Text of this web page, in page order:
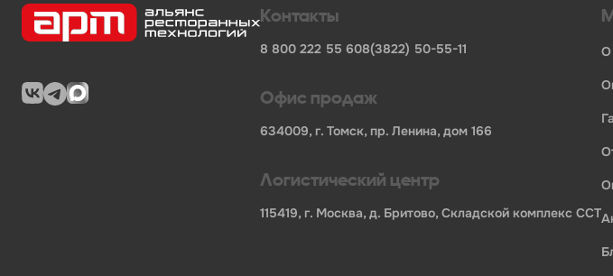
Бренд - P.L. Proff Cuisine
Артикул производителя
PTWP14
H, Высота
Контакты
8 800 222 55 608(3822) 50-55-11
Офис продаж
634009, г. Томск, пр. Ленина, дом 166
Логистический центр
115419, г. Москва, д. Бритово, Складской комплекс ССТ